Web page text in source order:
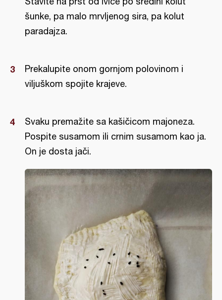
šunke, pa malo mrvljenog sira, pa kolut
paradajza.
Prekalupite onom gornjom polovinom i
viljuškom spojite krajeve.
Svaku premažite sa kašičicom majoneza.
Pospite susamom ili crnim susamom kao ja.
On je dosta jači.